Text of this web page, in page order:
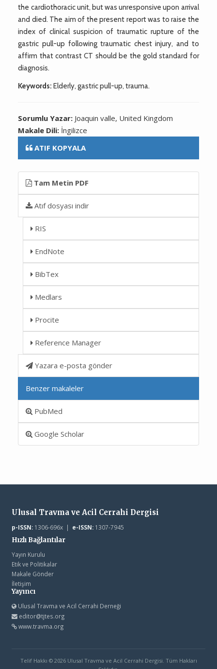
the cardiothoracic unit, but was unresponsive upon arrival
and died. The aim of the present report was to raise the
index of clinical suspicion of traumatic rupture of the
gastric pull-up following traumatic chest injury, and to
affirm that contrast CT should be the gold standard for
diagnosis.
Keywords: Elderly, gastric pull-up, trauma.
Sorumlu Yazar: Joaquin valle, United Kingdom
Makale Dili: İngilizce
ATIF KOPYALA
Tam Metin PDF
Atıf dosyası indir
RIS
EndNote
BibTex
Medlars
Procite
Reference Manager
Yazara e-posta gönder
Benzer makaleler
PubMed
Google Scholar
Ulusal Travma ve Acil Cerrahi Dergisi
p-ISSN:1306-696x | e-ISSN:1307-7945
Hızlı Bağlantılar
Yayın Kurulu
Etik ve Politikalar
Makale Gönder
İletişim
Yayıncı
Ulusal Travma ve Acil Cerrahi Derneği
editor@tjtes.org
www.travma.org
Telif Hakkı © 2026 Ulusal Travma ve Acil Cerrahi Dergisi. Tüm Hakları